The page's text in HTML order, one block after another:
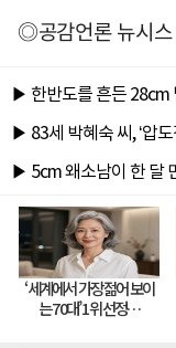
◎공감언론 뉴시스